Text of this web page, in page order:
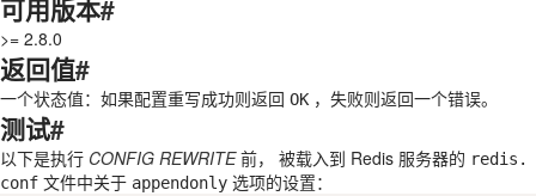
可用版本#
>= 2.8.0
返回值#
一个状态值：如果配置重写成功则返回 OK ，失败则返回一个错误。
测试#
以下是执行 CONFIG REWRITE前， 被载入到 Redis 服务器的 redis.
conf 文件中关于 appendonly 选项的设置：